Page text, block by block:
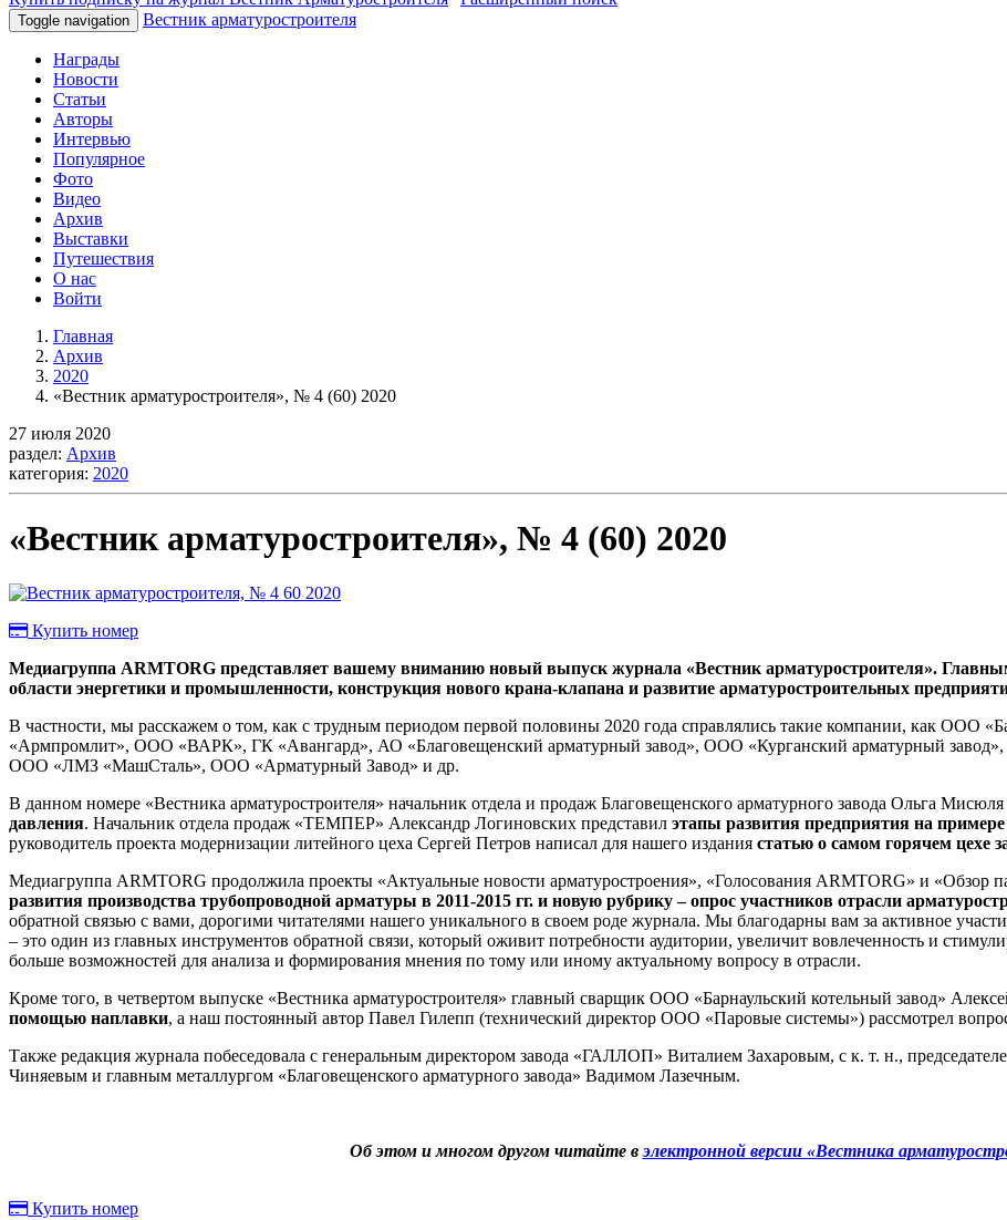
Toggle navigation Вестник арматуростроителя
Награды
Новости
Статьи
Авторы
Интервью
Популярное
Фото
Видео
Архив
Выставки
Путешествия
О нас
Войти
Главная
Архив
2020
«Вестник арматуростроителя», № 4 (60) 2020
27 июля 2020
раздел: Архив
категория: 2020
«Вестник арматуростроителя», № 4 (60) 2020
Купить номер
Медиагруппа ARMTORG представляет вашему вниманию новый выпуск журнала «Вестник арматуростроителя».
области энергетики и промышленности, конструкция нового крана-клапана и развитие арматуростроительных
В частности, мы расскажем о том, как с трудным периодом первой половины 2020 года справлялись такие компании, как ООО
«Армпромлит», ООО «ВАРК», ГК «Авангард», АО «Благовещенский арматурный завод», ООО «Курганский арматурный
ООО «ЛМЗ «МашСталь», ООО «Арматурный Завод» и др.
В данном номере «Вестника арматуростроителя» начальник отдела и продаж Благовещенского арматурного завода Ольга Мисюля
давления. Начальник отдела продаж «ТЕМПЕР» Александр Логиновских представил этапы развития предприятия на
руководитель проекта модернизации литейного цеха Сергей Петров написал для нашего издания статью о самом горячем цехе
Медиагруппа ARMTORG продолжила проекты «Актуальные новости арматуростроения», «Голосования ARMTORG» и «Обзор
развития производства трубопроводной арматуры в 2011-2015 гг. и новую рубрику – опрос участников отрасли
обратной связью с вами, дорогими читателями нашего уникального в своем роде журнала. Мы благодарны вам за активное
– это один из главных инструментов обратной связи, который оживит потребности аудитории, увеличит вовлеченность и
больше возможностей для анализа и формирования мнения по тому или иному актуальному вопросу в отрасли.
Кроме того, в четвертом выпуске «Вестника арматуростроителя» главный сварщик ООО «Барнаульский котельный завод»
помощью наплавки, а наш постоянный автор Павел Гилепп (технический директор ООО «Паровые системы») рассмотрел
Также редакция журнала побеседовала с генеральным директором завода «ГАЛЛОП» Виталием Захаровым, с к. т. н.,
Чиняевым и главным металлургом «Благовещенского арматурного завода» Вадимом Лазечным.
Об этом и многом другом читайте вэлектронной версии «Вестника
Купить номер